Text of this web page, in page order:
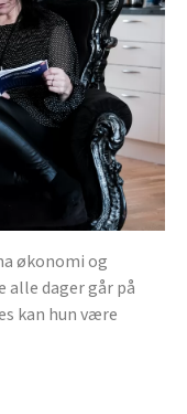
økonomi og
alle dager går på
kan hun være